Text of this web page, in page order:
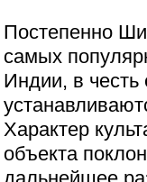
Постепенно
самых
Индии, в честь
Характер
объекта